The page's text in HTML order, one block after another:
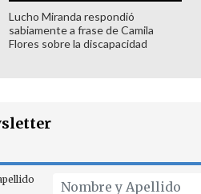
Lucho Miranda respondió
sabiamente a frase de Camila
Flores sobre la discapacidad